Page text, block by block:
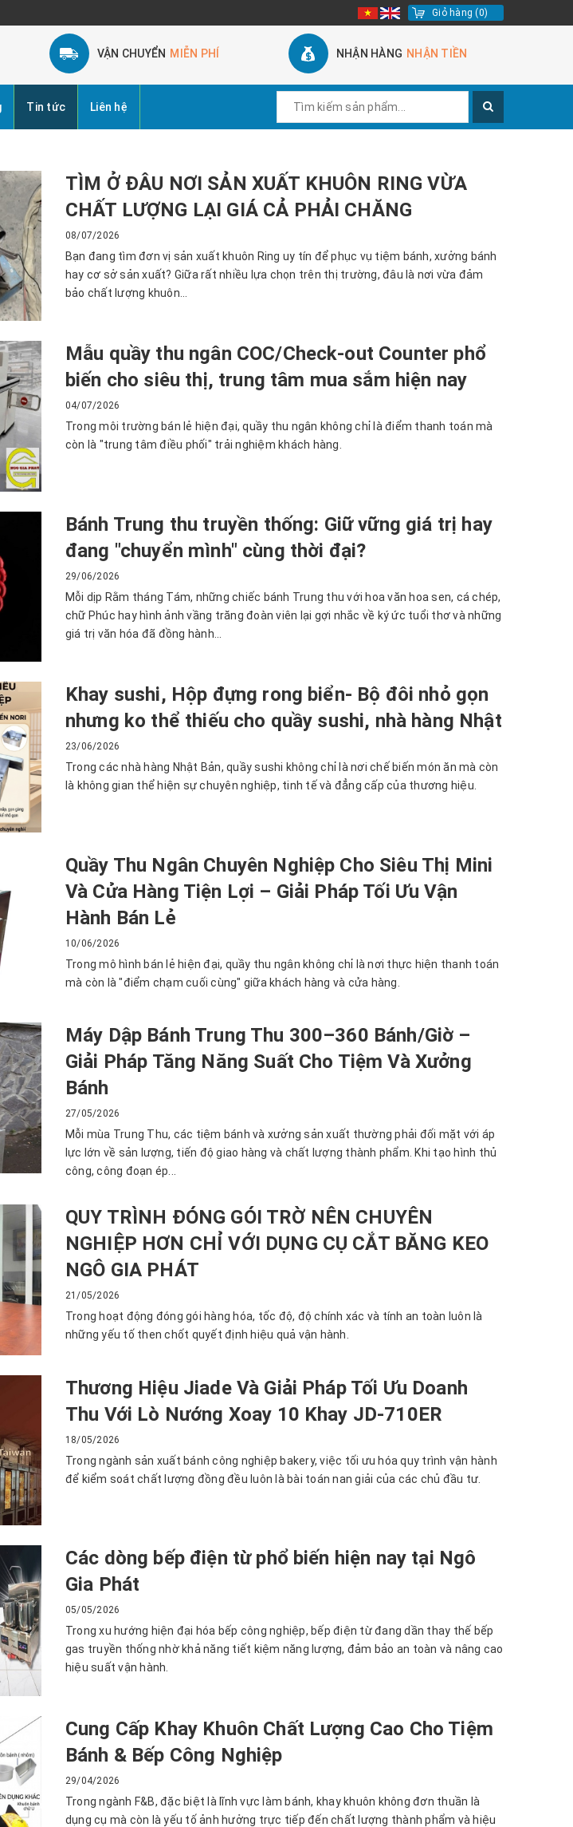
Giỏ hàng (0)
VẬN CHUYỂN MIỄN PHÍ NHẬN HÀNG NHẬN TIỀN
Tin tức Liên hệ
TÌM Ở ĐÂU NƠI SẢN XUẤT KHUÔN RING VỪA
CHẤT LƯỢNG LẠI GIÁ CẢ PHẢI CHĂNG
08/07/2026
Bạn đang tìm đơn vị sản xuất khuôn Ring uy tín để phục vụ tiệm bánh, xưởng bánh
hay cơ sở sản xuất? Giữa rất nhiều lựa chọn trên thị trường, đâu là nơi vừa đảm
bảo chất lượng khuôn...
Mẫu quầy thu ngân COC/Check-out Counter phổ
biến cho siêu thị, trung tâm mua sắm hiện nay
04/07/2026
Trong môi trường bán lẻ hiện đại, quầy thu ngân không chỉ là điểm thanh toán mà
còn là "trung tâm điều phối" trải nghiệm khách hàng.
Bánh Trung thu truyền thống: Giữ vững giá trị hay
đang "chuyển mình" cùng thời đại?
29/06/2026
Mỗi dịp Rằm tháng Tám, những chiếc bánh Trung thu với hoa văn hoa sen, cá chép,
chữ Phúc hay hình ảnh vầng trăng đoàn viên lại gợi nhắc về ký ức tuổi thơ và những
giá trị văn hóa đã đồng hành...
Khay sushi, Hộp đựng rong biển- Bộ đôi nhỏ gọn
nhưng ko thể thiếu cho quầy sushi, nhà hàng Nhật
23/06/2026
Trong các nhà hàng Nhật Bản, quầy sushi không chỉ là nơi chế biến món ăn mà còn
là không gian thể hiện sự chuyên nghiệp, tinh tế và đẳng cấp của thương hiệu.
Quầy Thu Ngân Chuyên Nghiệp Cho Siêu Thị Mini
Và Cửa Hàng Tiện Lợi – Giải Pháp Tối Ưu Vận
Hành Bán Lẻ
10/06/2026
Trong mô hình bán lẻ hiện đại, quầy thu ngân không chỉ là nơi thực hiện thanh toán
mà còn là "điểm chạm cuối cùng" giữa khách hàng và cửa hàng.
Máy Dập Bánh Trung Thu 300–360 Bánh/Giờ –
Giải Pháp Tăng Năng Suất Cho Tiệm Và Xưởng
Bánh
27/05/2026
Mỗi mùa Trung Thu, các tiệm bánh và xưởng sản xuất thường phải đối mặt với áp
lực lớn về sản lượng, tiến độ giao hàng và chất lượng thành phẩm. Khi tạo hình thủ
công, công đoạn ép...
QUY TRÌNH ĐÓNG GÓI TRỜ NÊN CHUYÊN
NGHIỆP HƠN CHỈ VỚI DỤNG CỤ CẮT BĂNG KEO
NGÔ GIA PHÁT
21/05/2026
Trong hoạt động đóng gói hàng hóa, tốc độ, độ chính xác và tính an toàn luôn là
những yếu tố then chốt quyết định hiệu quả vận hành.
Thương Hiệu Jiade Và Giải Pháp Tối Ưu Doanh
Thu Với Lò Nướng Xoay 10 Khay JD-710ER
18/05/2026
Trong ngành sản xuất bánh công nghiệp bakery, việc tối ưu hóa quy trình vận hành
để kiểm soát chất lượng đồng đều luôn là bài toán nan giải của các chủ đầu tư.
Các dòng bếp điện từ phổ biến hiện nay tại Ngô
Gia Phát
05/05/2026
Trong xu hướng hiện đại hóa bếp công nghiệp, bếp điện từ đang dần thay thế bếp
gas truyền thống nhờ khả năng tiết kiệm năng lượng, đảm bảo an toàn và nâng cao
hiệu suất vận hành.
Cung Cấp Khay Khuôn Chất Lượng Cao Cho Tiệm
Bánh & Bếp Công Nghiệp
29/04/2026
Trong ngành F&B, đặc biệt là lĩnh vực làm bánh, khay khuôn không đơn thuần là
dụng cụ mà còn là yếu tố ảnh hưởng trực tiếp đến chất lượng thành phẩm và hiệu